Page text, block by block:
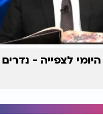
לצפייה -